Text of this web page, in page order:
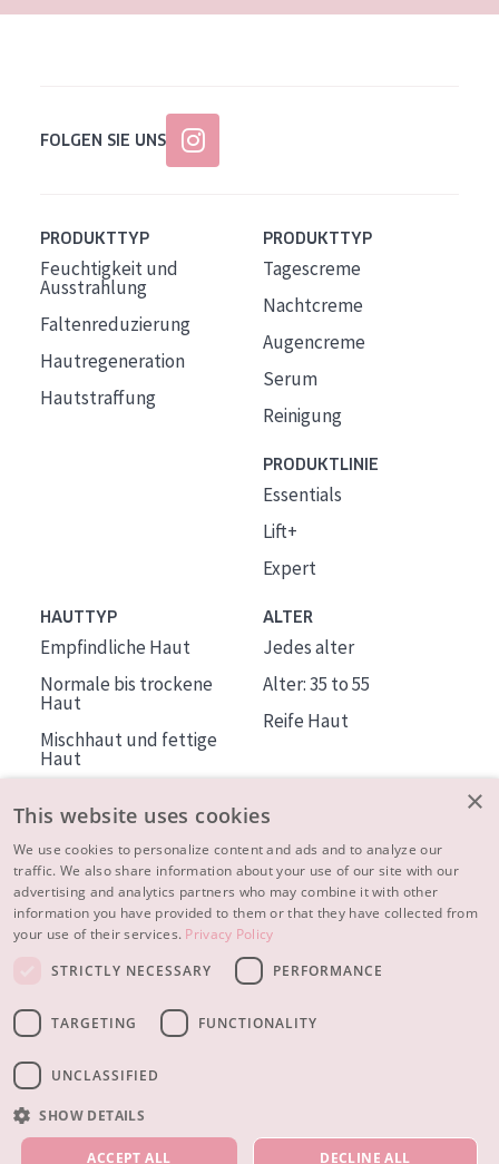
UNSERE PRODUKTE
FOLGEN SIE UNS
PRODUKTTYP
Feuchtigkeit und
Ausstrahlung
Faltenreduzierung
Hautregeneration
Hautstraffung
PRODUKTTYP
Tagescreme
Nachtcreme
Augencreme
Serum
Reinigung
PRODUKTLINIE
Essentials
Lift+
Expert
HAUTTYP
Empfindliche Haut
Normale bis trockene
Haut
Mischhaut und fettige
Haut
Haut
ALTER
Jedes alter
Alter: 35 to 55
Reife Haut
ÜBER DIADERMINE
Mehr über uns
Inspiration
×
This website uses cookies
We use cookies to personalize content and ads and to analyze our
traffic. We also share information about your use of our site with our
advertising and analytics partners who may combine it with other
information you have provided to them or that they have collected from
your use of their services. Privacy Policy
STRICTLY NECESSARY
PERFORMANCE
TARGETING FUNCTIONALITY
UNCLASSIFIED
SHOW DETAILS
ACCEPT ALL DECLINE ALL